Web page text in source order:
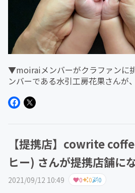
▼moiraiメンバーがクラファンに
ンバーである水引工房花果さんが
果さんが水引作家を始めたきっか
【提携店】cowrite
ヒー) さんが提携店舗に
2021/09/12 10:49 0 0 0